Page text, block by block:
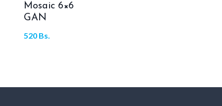
Mosaic 6×6
GAN
520 Bs.